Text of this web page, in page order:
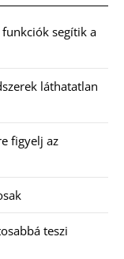
segítik a
láthatatlan
figyelj az
teszi